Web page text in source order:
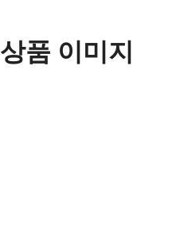
상품 이미지